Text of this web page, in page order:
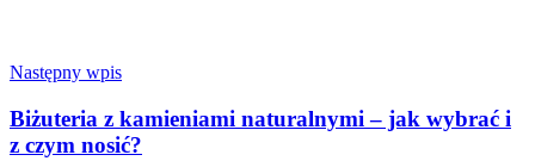
Następny wpis
Biżuteria z kamieniami naturalnymi – jak wybrać i
z czym nosić?